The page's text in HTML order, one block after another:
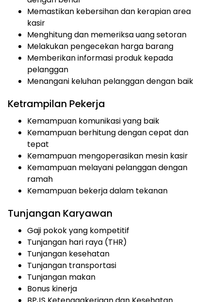
Memastikan kebersihan dan kerapian area
kasir
Menghitung dan memeriksa uang setoran
Melakukan pengecekan harga barang
Memberikan informasi produk kepada
pelanggan
Menangani keluhan pelanggan dengan baik
Ketrampilan Pekerja
Kemampuan komunikasi yang baik
Kemampuan berhitung dengan cepat dan
tepat
Kemampuan mengoperasikan mesin kasir
Kemampuan melayani pelanggan dengan
ramah
Kemampuan bekerja dalam tekanan
Tunjangan Karyawan
Gaji pokok yang kompetitif
Tunjangan hari raya (THR)
Tunjangan kesehatan
Tunjangan transportasi
Tunjangan makan
Bonus kinerja